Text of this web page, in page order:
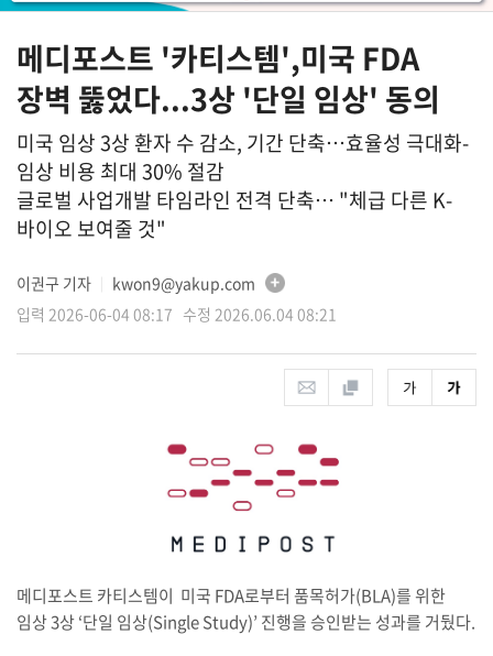
메디포스트 '카티스템',미국 FDA
장벽 뚫었다...3상 '단일 임상' 동의
미국 임상 3상 환자 수 감소, 기간 단축…효율성 극대화-
임상 비용 최대 30% 절감
글로벌 사업개발 타임라인 전격 단축… "체급 다른 K-
바이오 보여줄 것"
이권구 기자
kwon9@yakup.com
입력 2026-06-04 08:17 수정 2026.06.04 08:21
메디포스트 카티스템이 미국 FDA로부터 품목허가(BLA)를 위한
임상 3상 ‘단일 임상(Single Study)’ 진행을 승인받는 성과를 거뒀다.